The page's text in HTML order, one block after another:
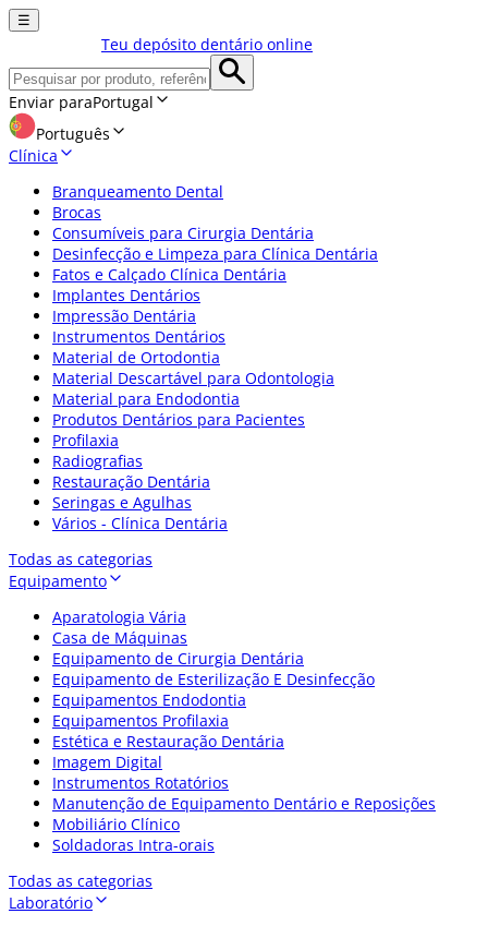
☰
Teu depósito dentário online
Enviar paraPortugal
Português
Clínica
Branqueamento Dental
Brocas
Consumíveis para Cirurgia Dentária
Desinfecção e Limpeza para Clínica Dentária
Fatos e Calçado Clínica Dentária
Implantes Dentários
Impressão Dentária
Instrumentos Dentários
Material de Ortodontia
Material Descartável para Odontologia
Material para Endodontia
Produtos Dentários para Pacientes
Profilaxia
Radiografias
Restauração Dentária
Seringas e Agulhas
Vários - Clínica Dentária
Todas as categorias
Equipamento
Aparatologia Vária
Casa de Máquinas
Equipamento de Cirurgia Dentária
Equipamento de Esterilização E Desinfecção
Equipamentos Endodontia
Equipamentos Profilaxia
Estética e Restauração Dentária
Imagem Digital
Instrumentos Rotatórios
Manutenção de Equipamento Dentário e Reposições
Mobiliário Clínico
Soldadoras Intra-orais
Todas as categorias
Laboratório